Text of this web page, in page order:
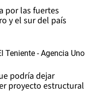
por las fuertes
y el sur del país
podría dejar
proyecto estructural